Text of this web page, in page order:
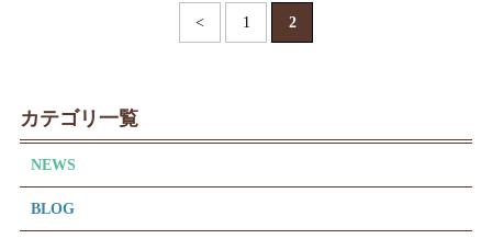
< 1 2
カテゴリ一覧
NEWS
BLOG